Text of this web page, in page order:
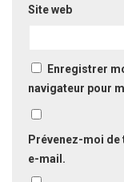
Site web
Enregistrer
navigateur pour
Prévenez-moi
e-mail.